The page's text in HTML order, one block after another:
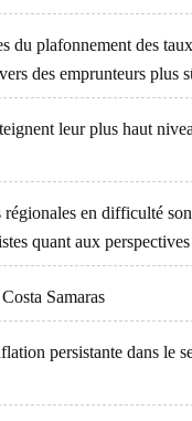
du plafonnement des
des emprunteurs plus
leur plus haut
régionales en difficulté
quant aux
Samaras
persistante dans le